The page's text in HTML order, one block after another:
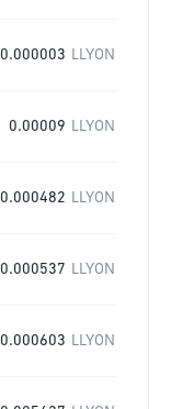
0.000003 LLYON
0.00009 LLYON
0.000482 LLYON
0.000537 LLYON
0.000603 LLYON